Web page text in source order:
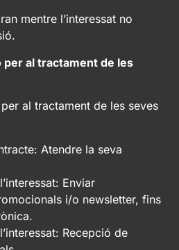
mentre l’interessat no
per al tractament de les
al tractament de les seves
Atendre la seva
Enviar
i/o newsletter, fins
Recepció de